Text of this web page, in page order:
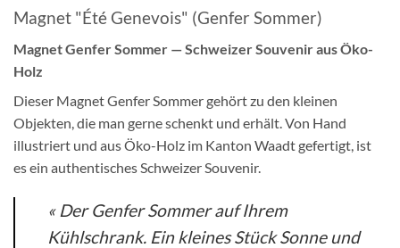
Magnet "Été Genevois" (Genfer Sommer)
Magnet Genfer Sommer — Schweizer Souvenir aus Öko-
Holz
Dieser Magnet Genfer Sommer gehört zu den kleinen
Objekten, die man gerne schenkt und erhält. Von Hand
illustriert und aus Öko-Holz im Kanton Waadt gefertigt, ist
es ein authentisches Schweizer Souvenir.
« Der Genfer Sommer auf Ihrem
Kühlschrank. Ein kleines Stück Sonne und